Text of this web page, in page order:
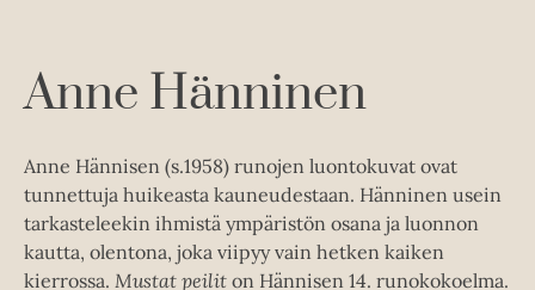
Anne Hänninen
Anne Hännisen (s.1958) runojen luontokuvat ovat
tunnettuja huikeasta kauneudestaan. Hänninen usein
tarkasteleekin ihmistä ympäristön osana ja luonnon
kautta, olentona, joka viipyy vain hetken kaiken
kierrossa. Mustat peilit on Hännisen 14. runokokoelma.